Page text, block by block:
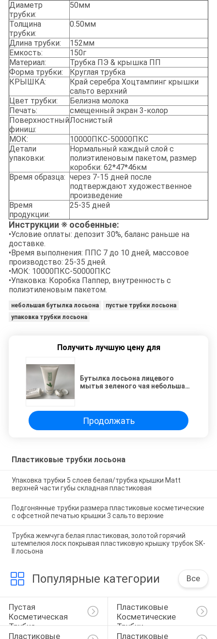
Диаметр
трубки:
50мм
Толщина
трубки:
0.50мм
Длина трубки:
152мм
Емкость:
150г
Материал:
Трубка ПЭ & крышка ПП
Форма трубки:
Круглая трубка
КРЫШКА:
Край серебра Хоцтампинг крышки
сальто верхний
Цвет трубки:
Белизна молока
Печать:
смещенный экран 3-колор
Поверхностный
финиш:
Лоснистый
МОК:
10000ПКС-50000ПКС
Детали
упаковки:
Нормальный каждый слой с
полиэтиленовым пакетом, размер
коробки: 62*47*46км
Время образца: через 7-15 дней после
подтверждают художественное
произведение
Время
продукции:
25-35 дней
Инструкции ※ особенные:
•Условие оплаты: депозит 30%, баланс раньше на
доставке.
•Время выполнения: ППС 7 до 10 дней, массовое
производство: 25-35 дней.
•МОК: 10000ПКС-50000ПКС
•Упаковка: Коробка Паппер, внутренность с
полиэтиленовым пакетом.
небольшая бутылка лосьона
пустые трубки лосьона
упаковка трубки лосьона
Получить лучшую цену для
Бутылка лосьона лицевого
мытья зеленого чая небольшая
сальто
Продолжать
Пластиковые трубки лосьона
Упаковка трубки 5 слоев белая/трубка крышки Matt
верхней части губы складная пластиковая
Подгонянные трубки размера пластиковые косметические
с офсетной печатью крышки 3 сальто верхние
Трубка жемчуга белая пластиковая, золотой горячий
штемпелюя лоск покрывая пластиковую крышку трубок SK-
II лосьона
Популярные категории Все
Пустая
Косметическая
Трубка
Пластиковые
Косметические
Трубки
Пластиковые
Пластиковые